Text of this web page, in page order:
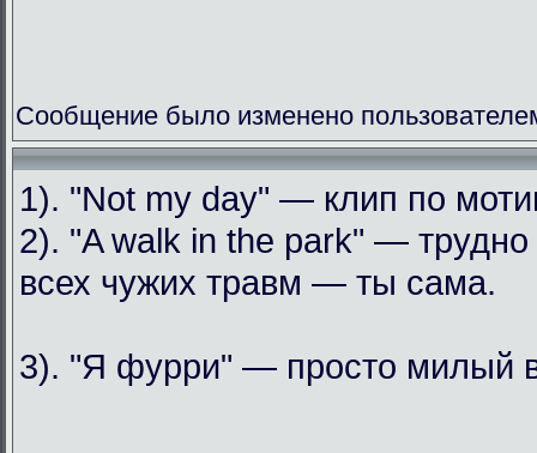
Сообщение было изменено
1). "Not my day" — клип по
2). "A walk in the park" —
всех чужих травм — ты сама.
3). "Я фурри" — просто милый